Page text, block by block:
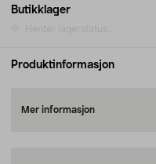
Butikklager
Produktinformasjon
Mer informasjon